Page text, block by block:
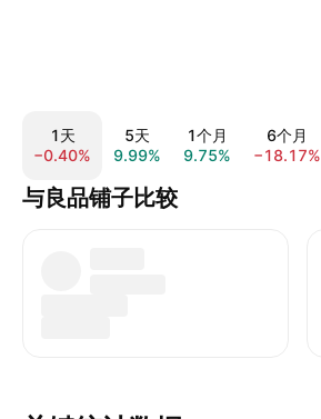
1天
−0.40%
5天
9.99%
1个月
9.75%
6个月
−18.17%
与良品铺子比较